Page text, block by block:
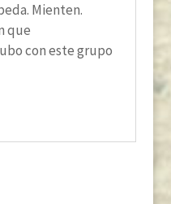
Mienten.
que
con este grupo